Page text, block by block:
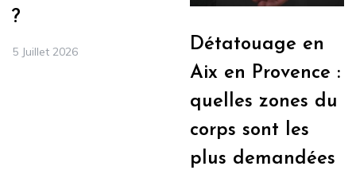
?
5 Juillet 2026
Détatouage en
Aix en Provence :
quelles zones du
corps sont les
plus demandées